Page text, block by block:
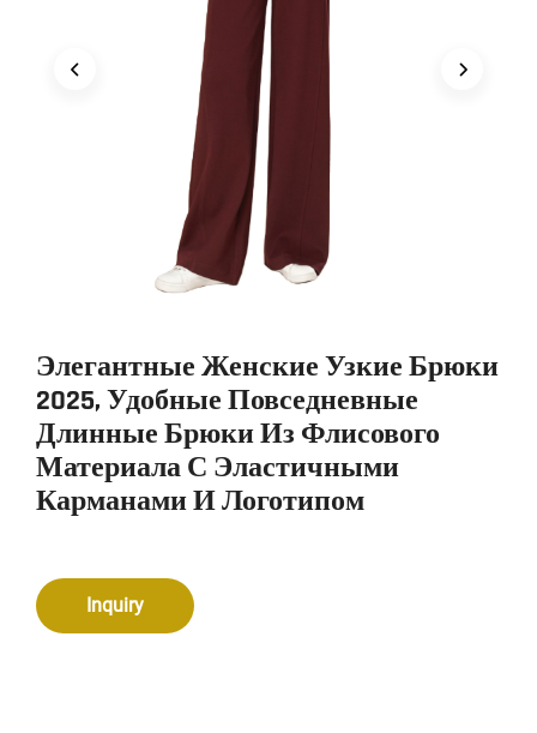
Элегантные Женские Узкие Брюки
2025, Удобные Повседневные
Длинные Брюки Из Флисового
Материала С Эластичными
Карманами И Логотипом
Inquiry